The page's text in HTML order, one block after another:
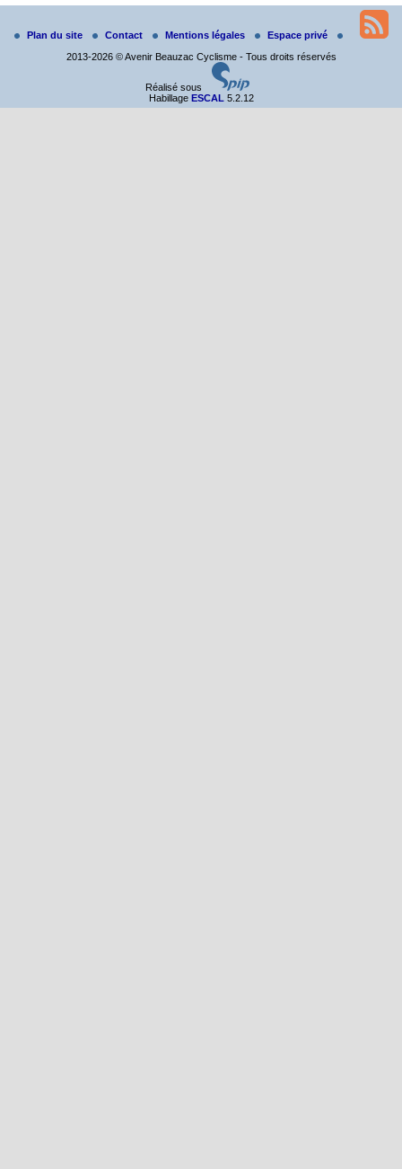
Randonnée itinérante dans l’Aveyron.
Du 19 au 21 juin
Plan du site Contact Mentions légales
Espace privé
2013-2026 © Avenir Beauzac Cyclisme - Tous droits réservés
Réalisé sous
Habillage ESCAL 5.2.12